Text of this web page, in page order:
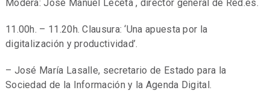
Modera: José Manuel Leceta , director general de Red.es.
11.00h. – 11.20h. Clausura: ‘Una apuesta por la
digitalización y productividad’.
– José María Lasalle, secretario de Estado para la
Sociedad de la Información y la Agenda Digital.